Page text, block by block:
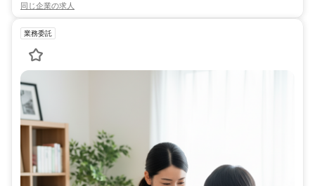
同じ企業の求人
業務委託